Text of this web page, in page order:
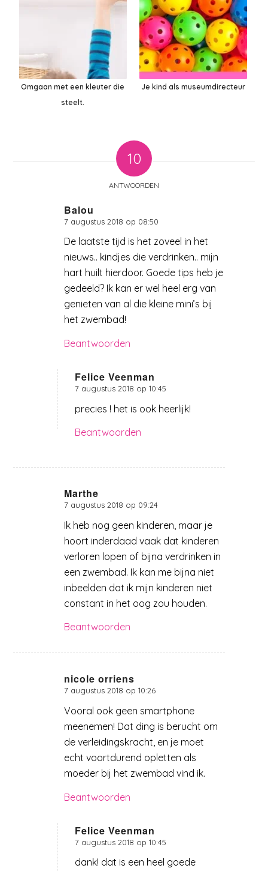
Omgaan met een kleuter die
steelt.
Je kind als museumdirecteur
10
ANTWOORDEN
Balou
zegt:
7 augustus 2018 op 08:50
De laatste tijd is het zoveel in het
nieuws.. kindjes die verdrinken.. mijn
hart huilt hierdoor. Goede tips heb je
gedeeld? Ik kan er wel heel erg van
genieten van al die kleine mini’s bij
het zwembad!
Beantwoorden
Felice Veenman
zegt:
7 augustus 2018 op 10:45
precies ! het is ook heerlijk!
Beantwoorden
Marthe
zegt:
7 augustus 2018 op 09:24
Ik heb nog geen kinderen, maar je
hoort inderdaad vaak dat kinderen
verloren lopen of bijna verdrinken in
een zwembad. Ik kan me bijna niet
inbeelden dat ik mijn kinderen niet
constant in het oog zou houden.
Beantwoorden
nicole orriens
zegt:
7 augustus 2018 op 10:26
Vooral ook geen smartphone
meenemen! Dat ding is berucht om
de verleidingskracht, en je moet
echt voortdurend opletten als
moeder bij het zwembad vind ik.
Beantwoorden
Felice Veenman
zegt:
7 augustus 2018 op 10:45
dank! dat is een heel goede